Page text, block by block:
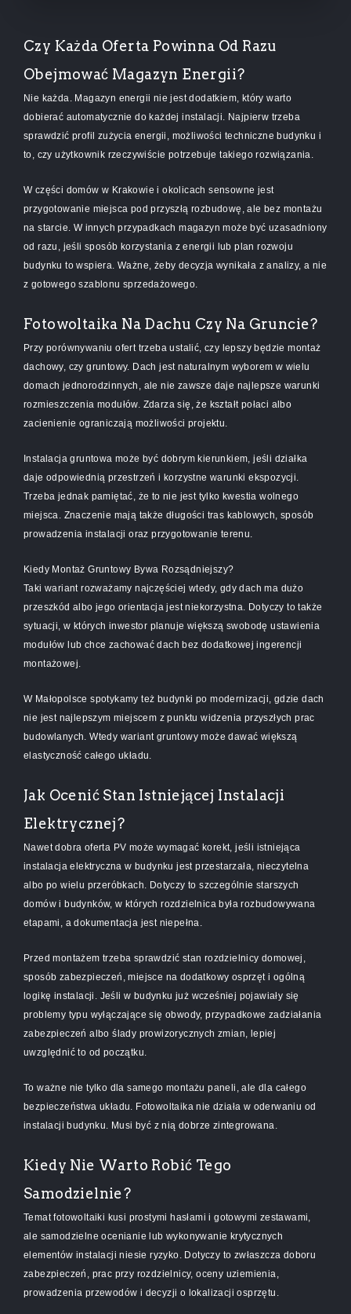
Czy Każda Oferta Powinna Od Razu
Obejmować Magazyn Energii?
Nie każda. Magazyn energii nie jest dodatkiem, który warto
dobierać automatycznie do każdej instalacji. Najpierw trzeba
sprawdzić profil zużycia energii, możliwości techniczne budynku i
to, czy użytkownik rzeczywiście potrzebuje takiego rozwiązania.
W części domów w Krakowie i okolicach sensowne jest
przygotowanie miejsca pod przyszłą rozbudowę, ale bez montażu
na starcie. W innych przypadkach magazyn może być uzasadniony
od razu, jeśli sposób korzystania z energii lub plan rozwoju
budynku to wspiera. Ważne, żeby decyzja wynikała z analizy, a nie
z gotowego szablonu sprzedażowego.
Fotowoltaika Na Dachu Czy Na Gruncie?
Przy porównywaniu ofert trzeba ustalić, czy lepszy będzie montaż
dachowy, czy gruntowy. Dach jest naturalnym wyborem w wielu
domach jednorodzinnych, ale nie zawsze daje najlepsze warunki
rozmieszczenia modułów. Zdarza się, że kształt połaci albo
zacienienie ograniczają możliwości projektu.
Instalacja gruntowa może być dobrym kierunkiem, jeśli działka
daje odpowiednią przestrzeń i korzystne warunki ekspozycji.
Trzeba jednak pamiętać, że to nie jest tylko kwestia wolnego
miejsca. Znaczenie mają także długości tras kablowych, sposób
prowadzenia instalacji oraz przygotowanie terenu.
Kiedy Montaż Gruntowy Bywa Rozsądniejszy?
Taki wariant rozważamy najczęściej wtedy, gdy dach ma dużo
przeszkód albo jego orientacja jest niekorzystna. Dotyczy to także
sytuacji, w których inwestor planuje większą swobodę ustawienia
modułów lub chce zachować dach bez dodatkowej ingerencji
montażowej.
W Małopolsce spotykamy też budynki po modernizacji, gdzie dach
nie jest najlepszym miejscem z punktu widzenia przyszłych prac
budowlanych. Wtedy wariant gruntowy może dawać większą
elastyczność całego układu.
Jak Ocenić Stan Istniejącej Instalacji
Elektrycznej?
Nawet dobra oferta PV może wymagać korekt, jeśli istniejąca
instalacja elektryczna w budynku jest przestarzała, nieczytelna
albo po wielu przeróbkach. Dotyczy to szczególnie starszych
domów i budynków, w których rozdzielnica była rozbudowywana
etapami, a dokumentacja jest niepełna.
Przed montażem trzeba sprawdzić stan rozdzielnicy domowej,
sposób zabezpieczeń, miejsce na dodatkowy osprzęt i ogólną
logikę instalacji. Jeśli w budynku już wcześniej pojawiały się
problemy typu wyłączające się obwody, przypadkowe zadziałania
zabezpieczeń albo ślady prowizorycznych zmian, lepiej
uwzględnić to od początku.
To ważne nie tylko dla samego montażu paneli, ale dla całego
bezpieczeństwa układu. Fotowoltaika nie działa w oderwaniu od
instalacji budynku. Musi być z nią dobrze zintegrowana.
Kiedy Nie Warto Robić Tego
Samodzielnie?
Temat fotowoltaiki kusi prostymi hasłami i gotowymi zestawami,
ale samodzielne ocenianie lub wykonywanie krytycznych
elementów instalacji niesie ryzyko. Dotyczy to zwłaszcza doboru
zabezpieczeń, prac przy rozdzielnicy, oceny uziemienia,
prowadzenia przewodów i decyzji o lokalizacji osprzętu.